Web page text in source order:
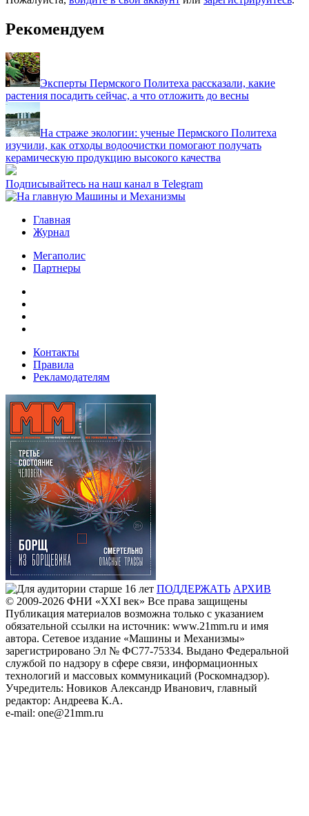
Рекомендуем
Эксперты Пермского Политеха рассказали, какие
растения посадить сейчас, а что отложить до весны
На страже экологии: ученые Пермского Политеха
изучили, как отходы водоочистки помогают получать
керамическую продукцию высокого качества
Подписывайтесь на наш канал в Telegram
Главная
Журнал
Мегаполис
Партнеры
Контакты
Правила
Рекламодателям
ПОДДЕРЖАТЬ АРХИВ
© 2009-2026 ФHИ «XXI век» Все права защищены
Публикация материалов возможна только с указанием
обязательной ссылки на источник: www.21mm.ru и имя
автора. Сетевое издание «Машины и Механизмы»
зарегистрировано Эл № ФС77-75334. Выдано Федеральной
службой по надзору в сфере связи, информационных
технологий и массовых коммуникаций (Роскомнадзор).
Учредитель: Новиков Александр Иванович, главный
редактор: Андреева К.А.
e-mail: one@21mm.ru